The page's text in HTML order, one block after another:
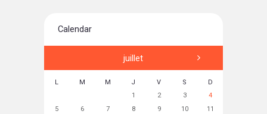
Calendar
juillet
L M M J V S
D
1
2 3
4
5
6 7 8 9 10
11